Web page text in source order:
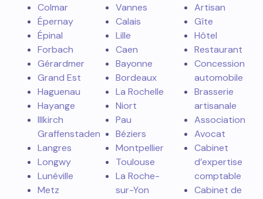
Colmar
Épernay
Épinal
Forbach
Gérardmer
Grand Est
Haguenau
Hayange
Illkirch
Graffenstaden
Langres
Longwy
Lunéville
Metz
Vannes
Calais
Lille
Caen
Bayonne
Bordeaux
La Rochelle
Niort
Pau
Béziers
Montpellier
Toulouse
La Roche-
sur-Yon
Artisan
Gîte
Hôtel
Restaurant
Concession
automobile
Brasserie
artisanale
Association
Avocat
Cabinet
d’expertise
comptable
Cabinet de